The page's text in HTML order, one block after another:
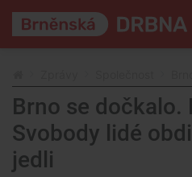
Brno se dočkalo.
Svobody lidé
jedli